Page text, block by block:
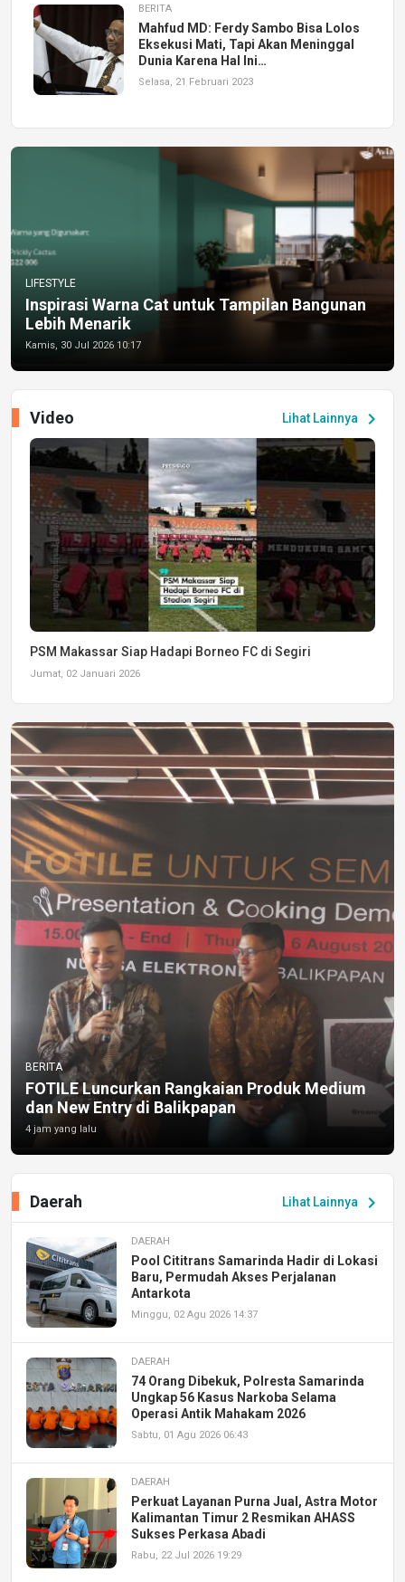
BERITA
Mahfud MD: Ferdy Sambo Bisa Lolos
Eksekusi Mati, Tapi Akan Meninggal
Dunia Karena Hal Ini…
Selasa, 21 Februari 2023
LIFESTYLE
Inspirasi Warna Cat untuk Tampilan Bangunan
Lebih Menarik
Kamis, 30 Jul 2026 10:17
Lihat Lainnya chevron_right
Video
PSM Makassar Siap Hadapi Borneo FC di Segiri
Jumat, 02 Januari 2026
BERITA
FOTILE Luncurkan Rangkaian Produk Medium
dan New Entry di Balikpapan
4 jam yang lalu
Lihat Lainnya chevron_right
Daerah
DAERAH
Pool Cititrans Samarinda Hadir di Lokasi
Baru, Permudah Akses Perjalanan
Antarkota
Minggu, 02 Agu 2026 14:37
DAERAH
74 Orang Dibekuk, Polresta Samarinda
Ungkap 56 Kasus Narkoba Selama
Operasi Antik Mahakam 2026
Sabtu, 01 Agu 2026 06:43
DAERAH
Perkuat Layanan Purna Jual, Astra Motor
Kalimantan Timur 2 Resmikan AHASS
Sukses Perkasa Abadi
Rabu, 22 Jul 2026 19:29